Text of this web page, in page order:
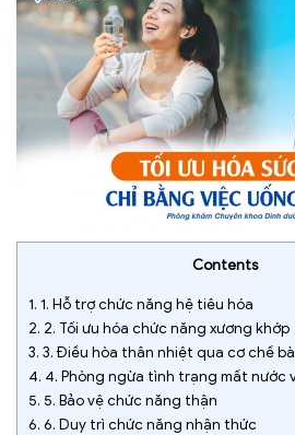
Contents
1. 1. Hỗ trợ chức năng hệ tiêu hóa
2. 2. Tối ưu hóa chức năng xương khớp
3. 3. Điều hòa thân nhiệt qua cơ chế
4. 4. Phòng ngừa tình trạng mất nước
5. 5. Bảo vệ chức năng thận
6. 6. Duy trì chức năng nhận thức